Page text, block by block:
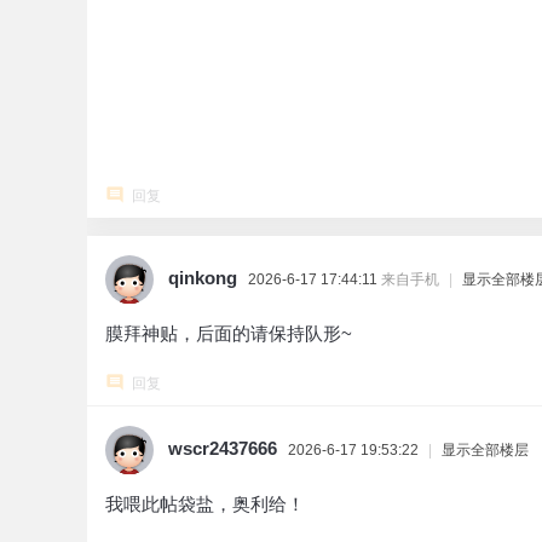
回复
qinkong 2026-6-17 17:44:11 来自手机 显示全部楼
膜拜神贴，后面的请保持队形~
回复
wscr2437666 2026-6-17 19:53:22 显示全部楼层
我喂此帖袋盐，奥利给！